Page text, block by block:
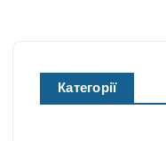
Категорії